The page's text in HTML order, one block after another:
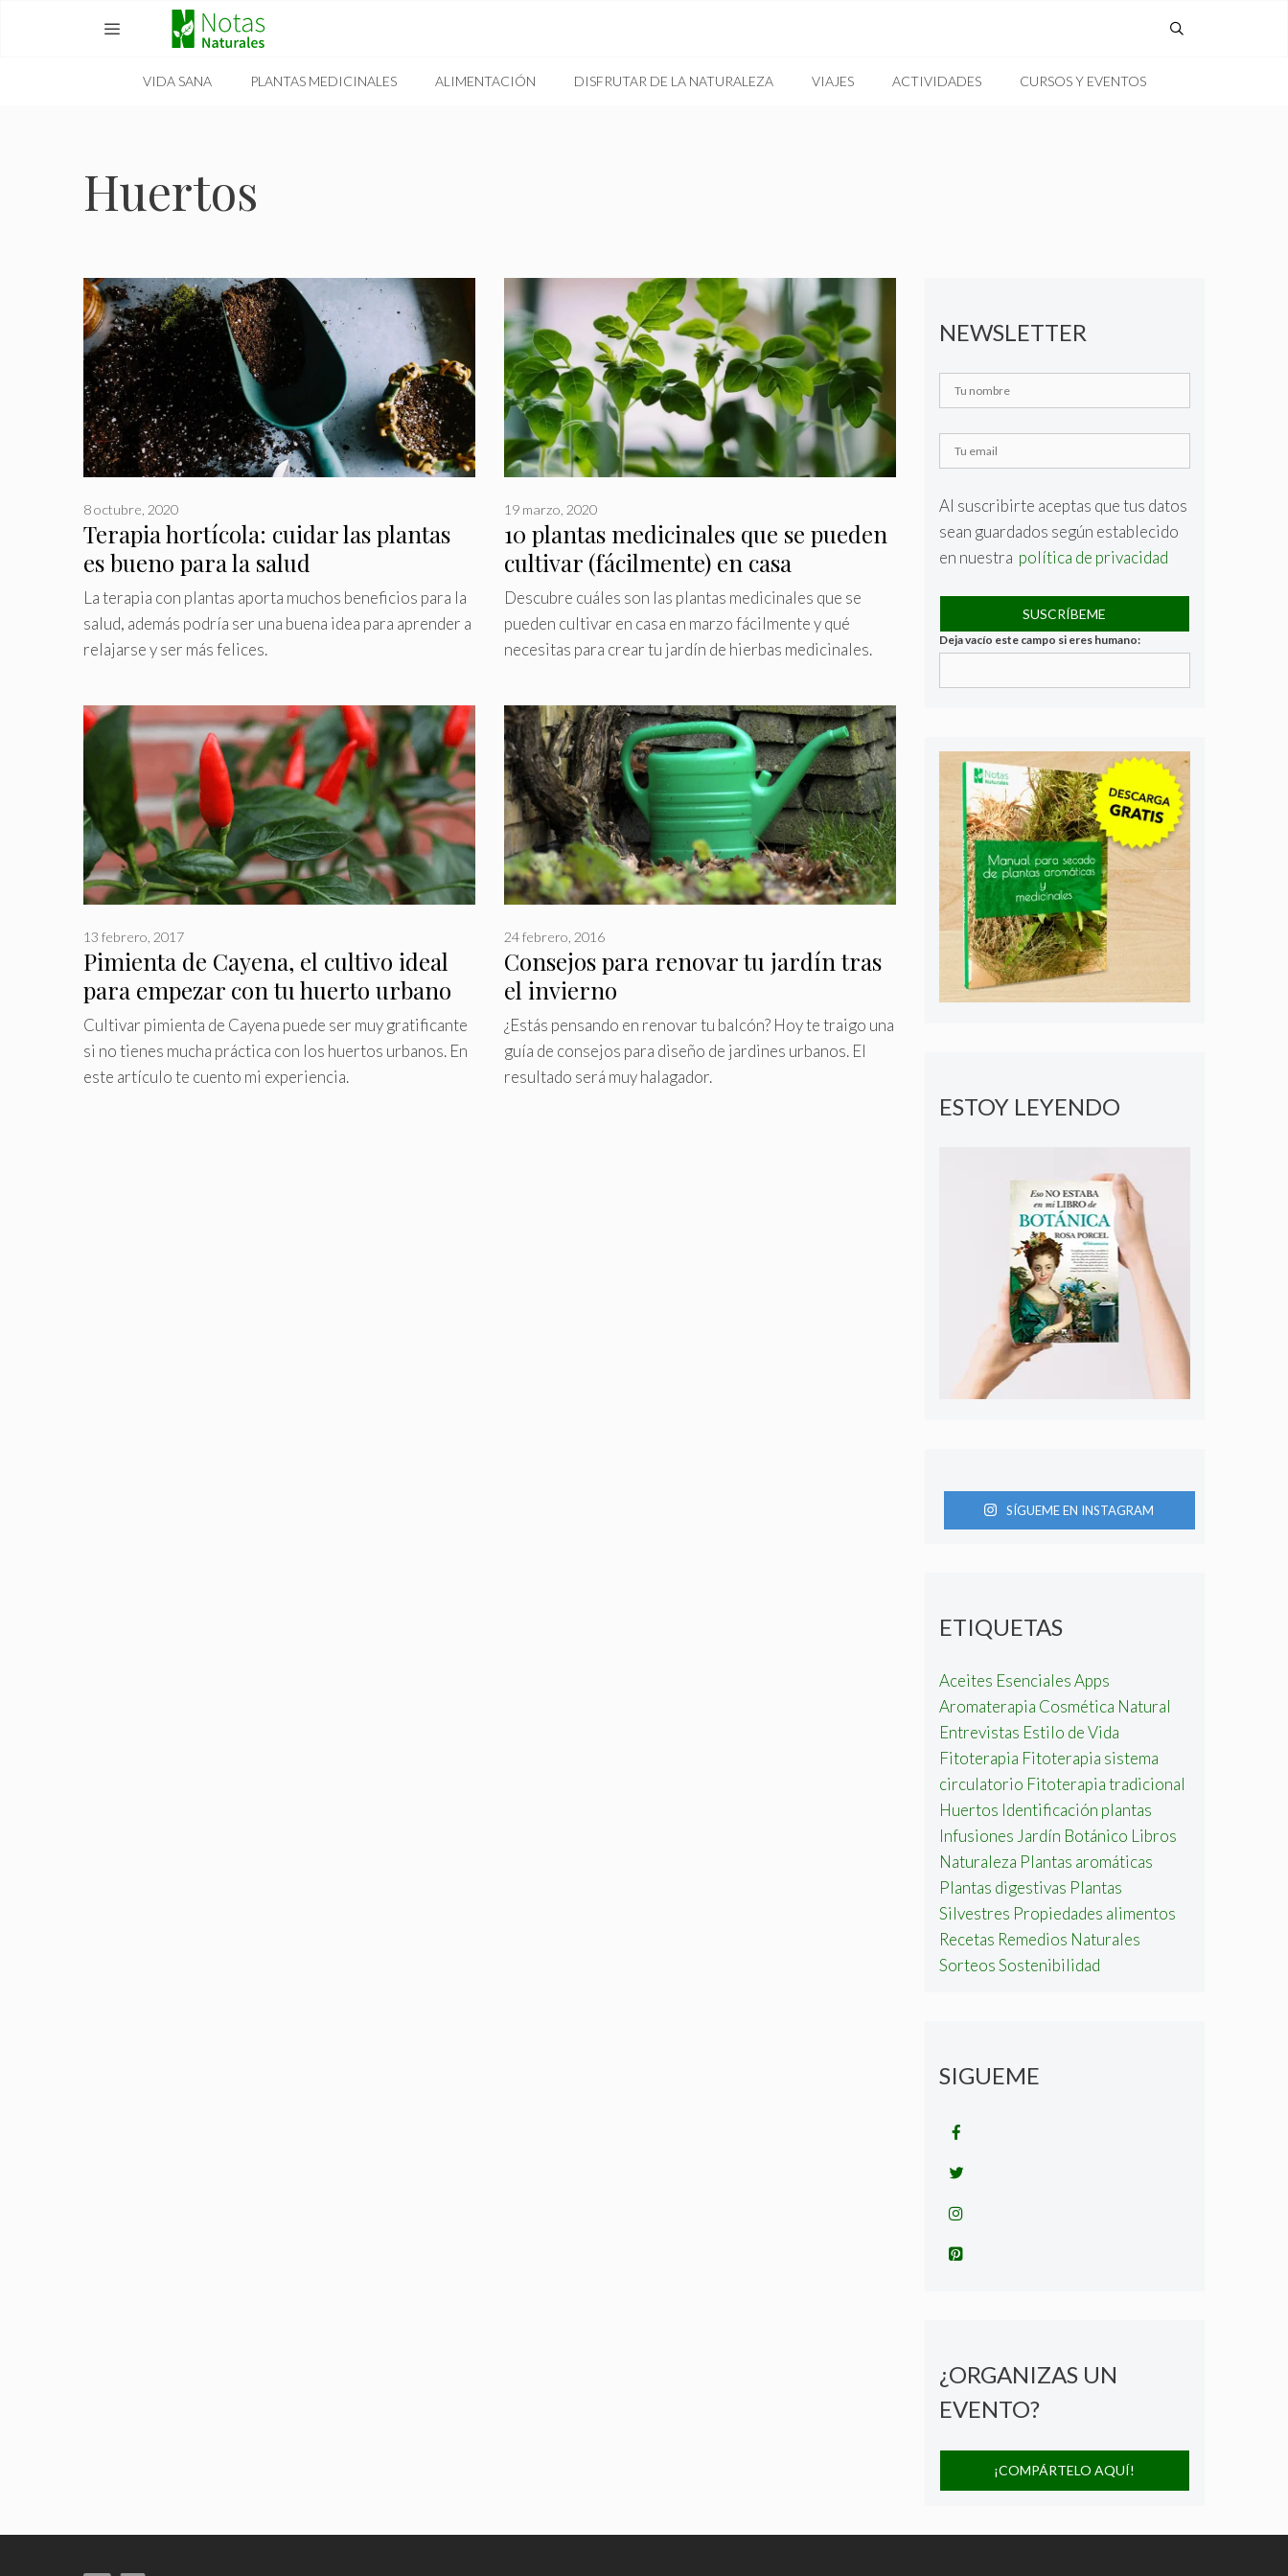
MENUVIDA SANA PLANTAS MEDICINALES ALIMENTACIÓN DISFRUTAR DE LA NATURALEZA VIAJES ACTIVIDADES CURSOS Y EVENTOS
Huertos
Terapia hortícola: cuidar las plantas
es bueno para la salud
8 octubre, 2020
La terapia con plantas aporta muchos beneficios para la
salud, además podría ser una buena idea para aprender a
relajarse y ser más felices.
10 plantas medicinales que se pueden
cultivar (fácilmente) en casa
19 marzo, 2020
Descubre cuáles son las plantas medicinales que se
pueden cultivar en casa en marzo fácilmente y qué
necesitas para crear tu jardín de hierbas medicinales.
Pimienta de Cayena, el cultivo ideal
para empezar con tu huerto urbano
13 febrero, 2017
Cultivar pimienta de Cayena puede ser muy gratificante
si no tienes mucha práctica con los huertos urbanos. En
este artículo te cuento mi experiencia.
Consejos para renovar tu jardín tras
el invierno
24 febrero, 2016
¿Estás pensando en renovar tu balcón? Hoy te traigo una
guía de consejos para diseño de jardines urbanos. El
resultado será muy halagador.
NEWSLETTER
Al suscribirte aceptas que tus datos
sean guardados según establecido
en nuestra política de privacidad
Deja vacío este campo si eres humano:
ESTOY LEYENDO
SÍGUEME EN INSTAGRAM
ETIQUETAS
Aceites EsencialesApps
Aromaterapia Cosmética Natural
Entrevistas Estilo de Vida
Fitoterapia Fitoterapia sistema
circulatorio Fitoterapia tradicional
Huertos Identificación plantas
Infusiones Jardín Botánico Libros
Naturaleza Plantas aromáticas
Plantas digestivas Plantas
Silvestres Propiedades alimentos
Recetas Remedios Naturales
SorteosSostenibilidad
SIGUEME
¿ORGANIZAS UN
EVENTO?
¡COMPÁRTELO AQUÍ!